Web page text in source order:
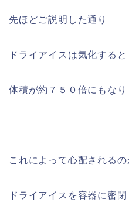
先ほどご説明した通り
ドライアイスは気化すると
体積が約７５０倍にもなり
これによって心配されるの
ドライアイスを容器に密